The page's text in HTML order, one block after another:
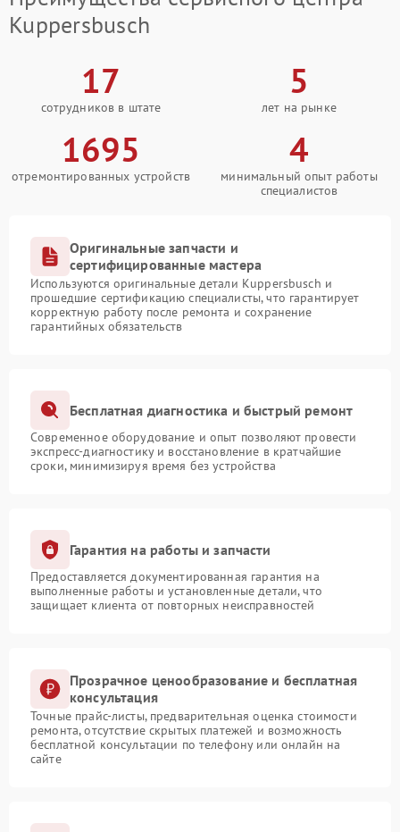
Kuppersbusch
17
сотрудников в штате
5
лет на рынке
1695
отремонтированных устройств
4
минимальный опыт работы
специалистов
Оригинальные запчасти и
сертифицированные мастера
Используются оригинальные детали Kuppersbusch и
прошедшие сертификацию специалисты, что гарантирует
корректную работу после ремонта и сохранение
гарантийных обязательств
Бесплатная диагностика и быстрый ремонт
Современное оборудование и опыт позволяют провести
экспресс-диагностику и восстановление в кратчайшие
сроки, минимизируя время без устройства
Гарантия на работы и запчасти
Предоставляется документированная гарантия на
выполненные работы и установленные детали, что
защищает клиента от повторных неисправностей
Прозрачное ценообразование и бесплатная
консультация
Точные прайс-листы, предварительная оценка стоимости
ремонта, отсутствие скрытых платежей и возможность
бесплатной консультации по телефону или онлайн на
сайте